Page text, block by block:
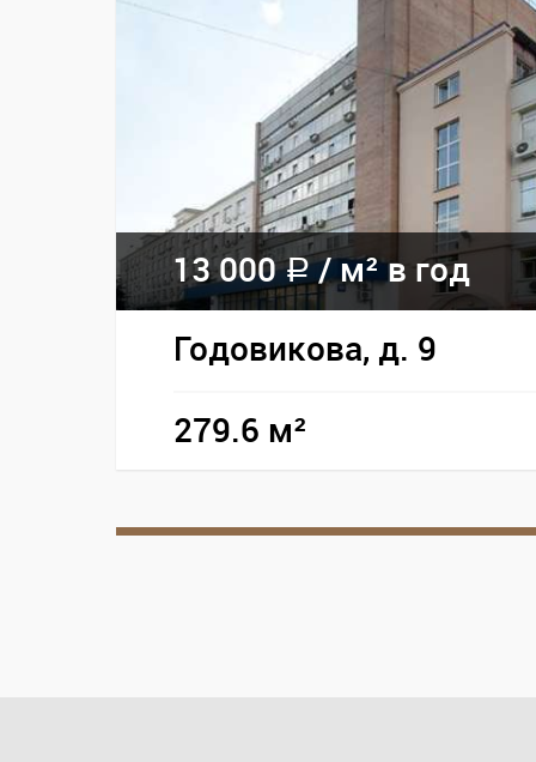
13 000a /м² в год
Годовикова, д. 9
279.6 м²